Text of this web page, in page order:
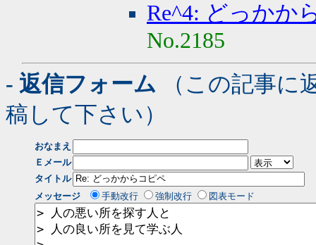
Re^4: どっかか
No.2185
- 返信フォーム （この記事に
稿して下さい）
おなまえ
Ｅメール
タイトル
メッセージ
手動改行 強制改行 図表モード